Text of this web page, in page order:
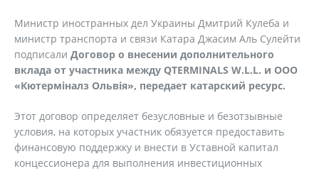
Министр иностранных дел Украины Дмитрий Кулеба и
министр транспорта и связи Катара Джасим Аль Сулейти
подписали Договор о внесении дополнительного
вклада от участника между QTERMINALS W.L.L. и ООО
«Кютерміналз Ольвія», передает катарский ресурс.
Этот договор определяет безусловные и безотзывные
условия, на которых участник обязуется предоставить
финансовую поддержку и внести в Уставной капитал
концессионера для выполнения инвестиционных